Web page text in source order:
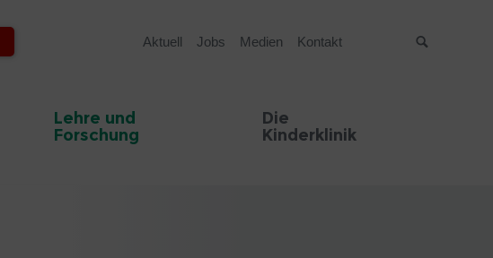
Aktuell Jobs Medien Kontakt
Lehre und
Forschung
Die
Kinderklinik